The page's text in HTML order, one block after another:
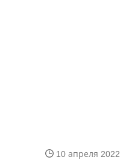
10 апреля 2022